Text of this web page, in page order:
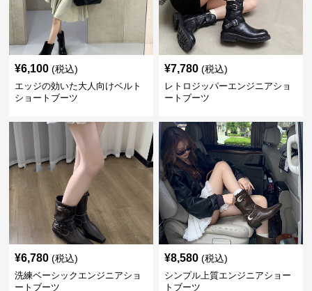
¥6,100 (税込)
エッジの効いた大人向けベルト
ショートブーツ
¥7,780 (税込)
レトロジッパーエンジニアショ
ートブーツ
¥6,780 (税込)
洗練ベーシックエンジニアショ
ートブーツ
¥8,580 (税込)
シンプル上質エンジニアショー
トブーツ